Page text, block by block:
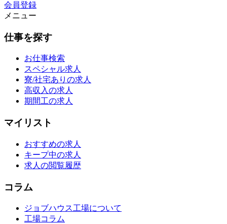
会員登録
メニュー
仕事を探す
お仕事検索
スペシャル求人
寮/社宅ありの求人
高収入の求人
期間工の求人
マイリスト
おすすめの求人
キープ中の求人
求人の閲覧履歴
コラム
ジョブハウス工場について
工場コラム